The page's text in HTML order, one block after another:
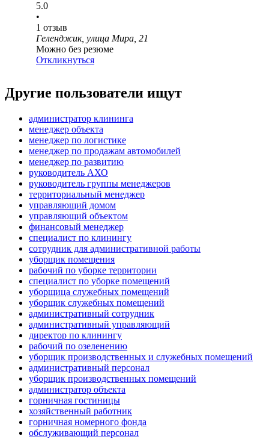
5.0
•
1 отзыв
Геленджик, улица Мира, 21
Можно без резюме
Откликнуться
Другие пользователи ищут
администратор клининга
менеджер объекта
менеджер по логистике
менеджер по продажам автомобилей
менеджер по развитию
руководитель АХО
руководитель группы менеджеров
территориальный менеджер
управляющий домом
управляющий объектом
финансовый менеджер
специалист по клинингу
сотрудник для административной работы
уборщик помещения
рабочий по уборке территории
специалист по уборке помещений
уборщица служебных помещений
уборщик служебных помещений
административный сотрудник
административный управляющий
директор по клинингу
рабочий по озеленению
уборщик производственных и служебных помещений
административный персонал
уборщик производственных помещений
администратор объекта
горничная гостиницы
хозяйственный работник
горничная номерного фонда
обслуживающий персонал